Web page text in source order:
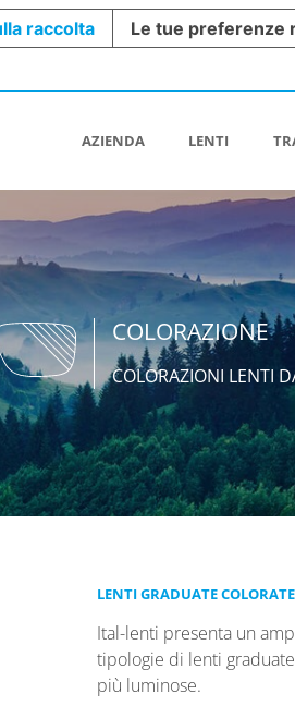
AZIENDA LENTI
COLORAZIONE
COLORAZIONI LENTI
LENTI GRADUATE
Ital-lenti presenta un
tipologie di lenti
più luminose.
raccolta Le tue preferenze